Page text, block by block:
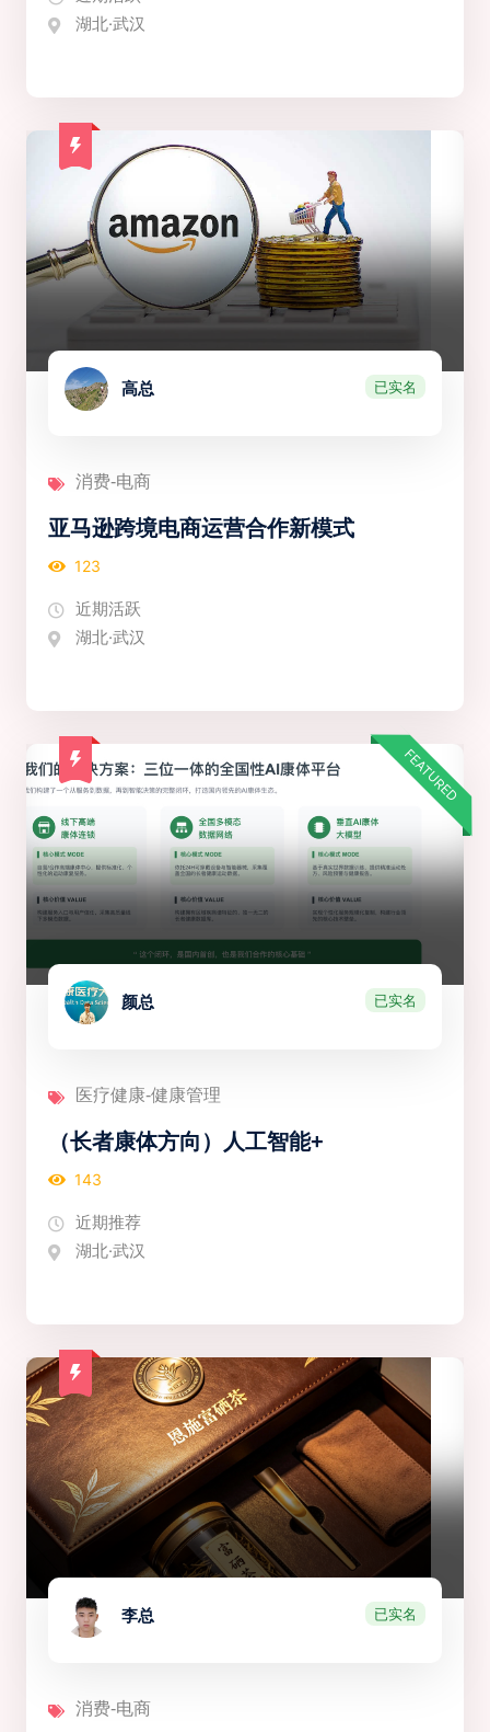
湖北·武汉
高总 已实名
消费-电商
亚马逊跨境电商运营合作新模式
123
近期活跃
湖北·武汉
FEATURED
颜总 已实名
医疗健康-健康管理
（长者康体方向）人工智能+
143
近期推荐
湖北·武汉
李总 已实名
消费-电商